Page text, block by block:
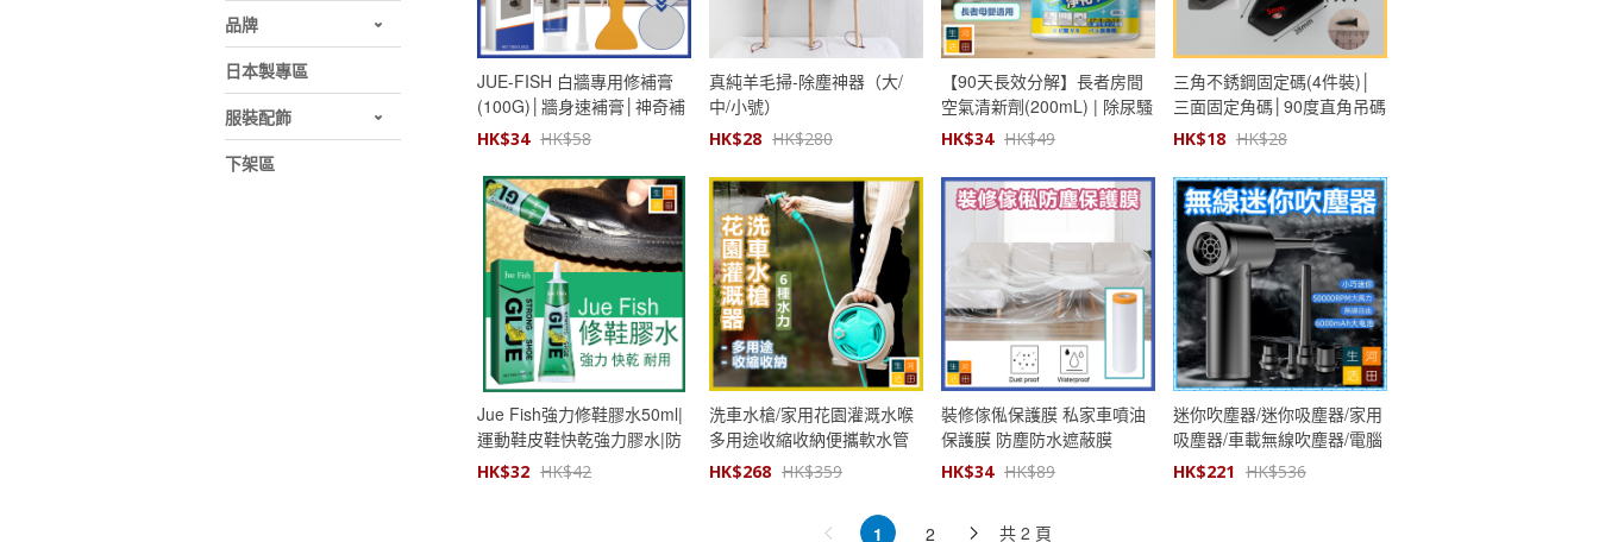
品牌
日本製專區
服裝配飾
下架區
JUE-FISH 白牆專用修補膏
(100G)│牆身速補膏│神奇補
牆膏│填縫劑│裂痕膏│修漆
HK$34 HK$58
真純羊毛掃-除塵神器（大/
中/小號）
HK$28 HK$280
【90天長效分解】長者房間
空氣清新劑(200mL) | 除尿騷
味 體味 異味除臭劑 室內淨化
HK$34 HK$49
三角不銹鋼固定碼(4件裝)│
三面固定角碼│90度直角吊碼
│廚櫃衣櫃組合櫃床角層板托
配件
HK$18 HK$28
Jue Fish強力修鞋膠水50ml|
運動鞋皮鞋快乾強力膠水|防
水強力修補鞋專用鞋膠
HK$32 HK$42
洗車水槍/家用花園灌溉水喉
多用途收縮收納便攜軟水管
可擴展的軟水喉 淋花 寵物淋
HK$268 HK$359
裝修傢俬保護膜 私家車噴油
保護膜 防塵防水遮蔽膜
HK$34 HK$89
迷你吹塵器/迷你吸塵器/家用
吸塵器/車載無線吹塵器/電腦
除塵器/戶外吹吸兩用充氣泵/
HK$221 HK$536
1 2 共 2 頁